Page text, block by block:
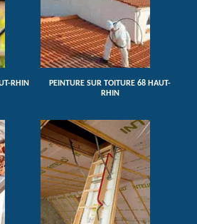
RHIN
PEINTURE SUR TOITURE 68 HAUT-
RHIN